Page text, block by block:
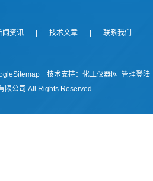
闻资讯 技术文章 联系我们
技术支持： 化工仪器网 管理登陆
限公司 All Rights Reserved.